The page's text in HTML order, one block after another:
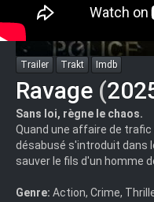
Trailer Trakt Imdb
Ravage (
Sans loi, règne le chaos.
Quand une affaire de
désabusé s'introduit dans
sauver le fils d'un homme
Genre: Action, Crime,